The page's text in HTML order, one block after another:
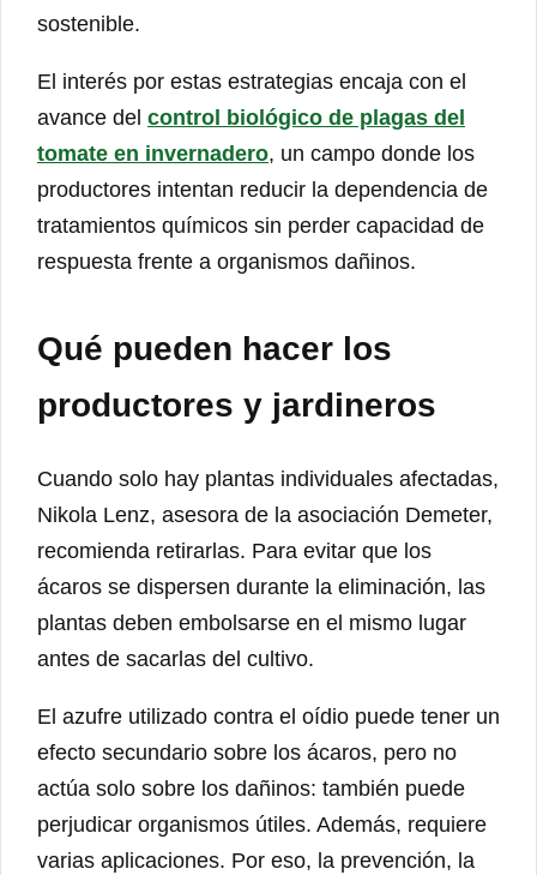
sostenible.
El interés por estas estrategias encaja con el
avance del control biológico de plagas del
tomate en invernadero, un campo donde los
productores intentan reducir la dependencia de
tratamientos químicos sin perder capacidad de
respuesta frente a organismos dañinos.
Qué pueden hacer los
productores y jardineros
Cuando solo hay plantas individuales afectadas,
Nikola Lenz, asesora de la asociación Demeter,
recomienda retirarlas. Para evitar que los
ácaros se dispersen durante la eliminación, las
plantas deben embolsarse en el mismo lugar
antes de sacarlas del cultivo.
El azufre utilizado contra el oídio puede tener un
efecto secundario sobre los ácaros, pero no
actúa solo sobre los dañinos: también puede
perjudicar organismos útiles. Además, requiere
varias aplicaciones. Por eso, la prevención, la